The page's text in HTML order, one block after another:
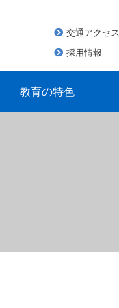
交通アクセス
採用情報
教育の特色